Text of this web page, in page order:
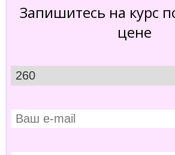
Запишитесь на курс
цене